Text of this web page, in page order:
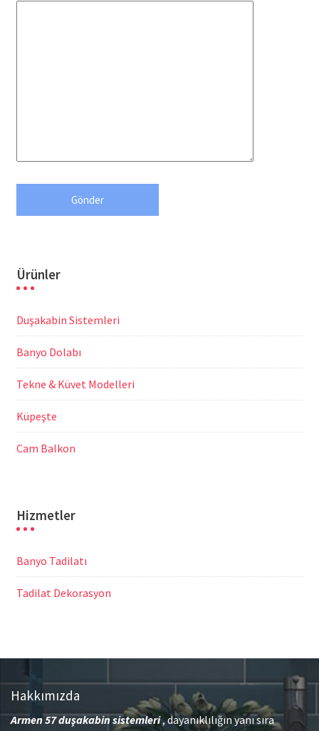
Ürünler
Duşakabin Sistemleri
Banyo Dolabı
Tekne & Küvet Modelleri
Küpeşte
Cam Balkon
Hizmetler
Banyo Tadilatı
Tadilat Dekorasyon
Hakkımızda
Armen 57duşakabin sistemleri, dayanıklılığın yanı sıra